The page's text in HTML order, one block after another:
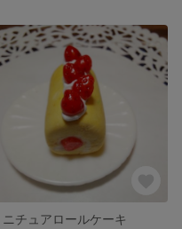
ニチュアロールケーキ